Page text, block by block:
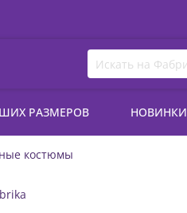
РАЗМЕРОВ НОВИНКИ
костюмы